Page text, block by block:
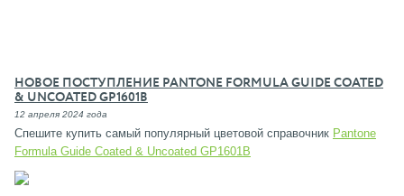
НОВОЕ ПОСТУПЛЕНИЕ PANTONE FORMULA GUIDE COATED
& UNCOATED GP1601B
12 апреля 2024 года
Спешите купить самый популярный цветовой справочник Pantone
Formula Guide Coated & Uncoated GP1601B